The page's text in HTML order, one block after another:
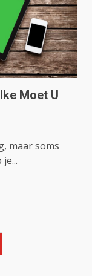
Moet U
maar soms